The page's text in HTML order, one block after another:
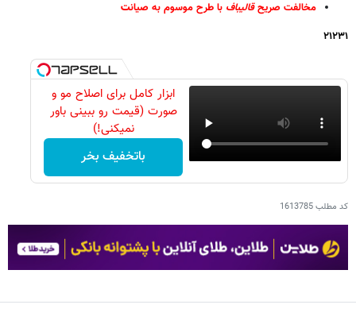
مخالفت صریحقالیباف با طرح موسوم به صیانت
۲۱۲۳۱
ابزار کامل برای اصلاح مو و
صورت (قیمت رو ببینی باور
نمیکنی!)
باتخفیف بخر
کد مطلب1613785